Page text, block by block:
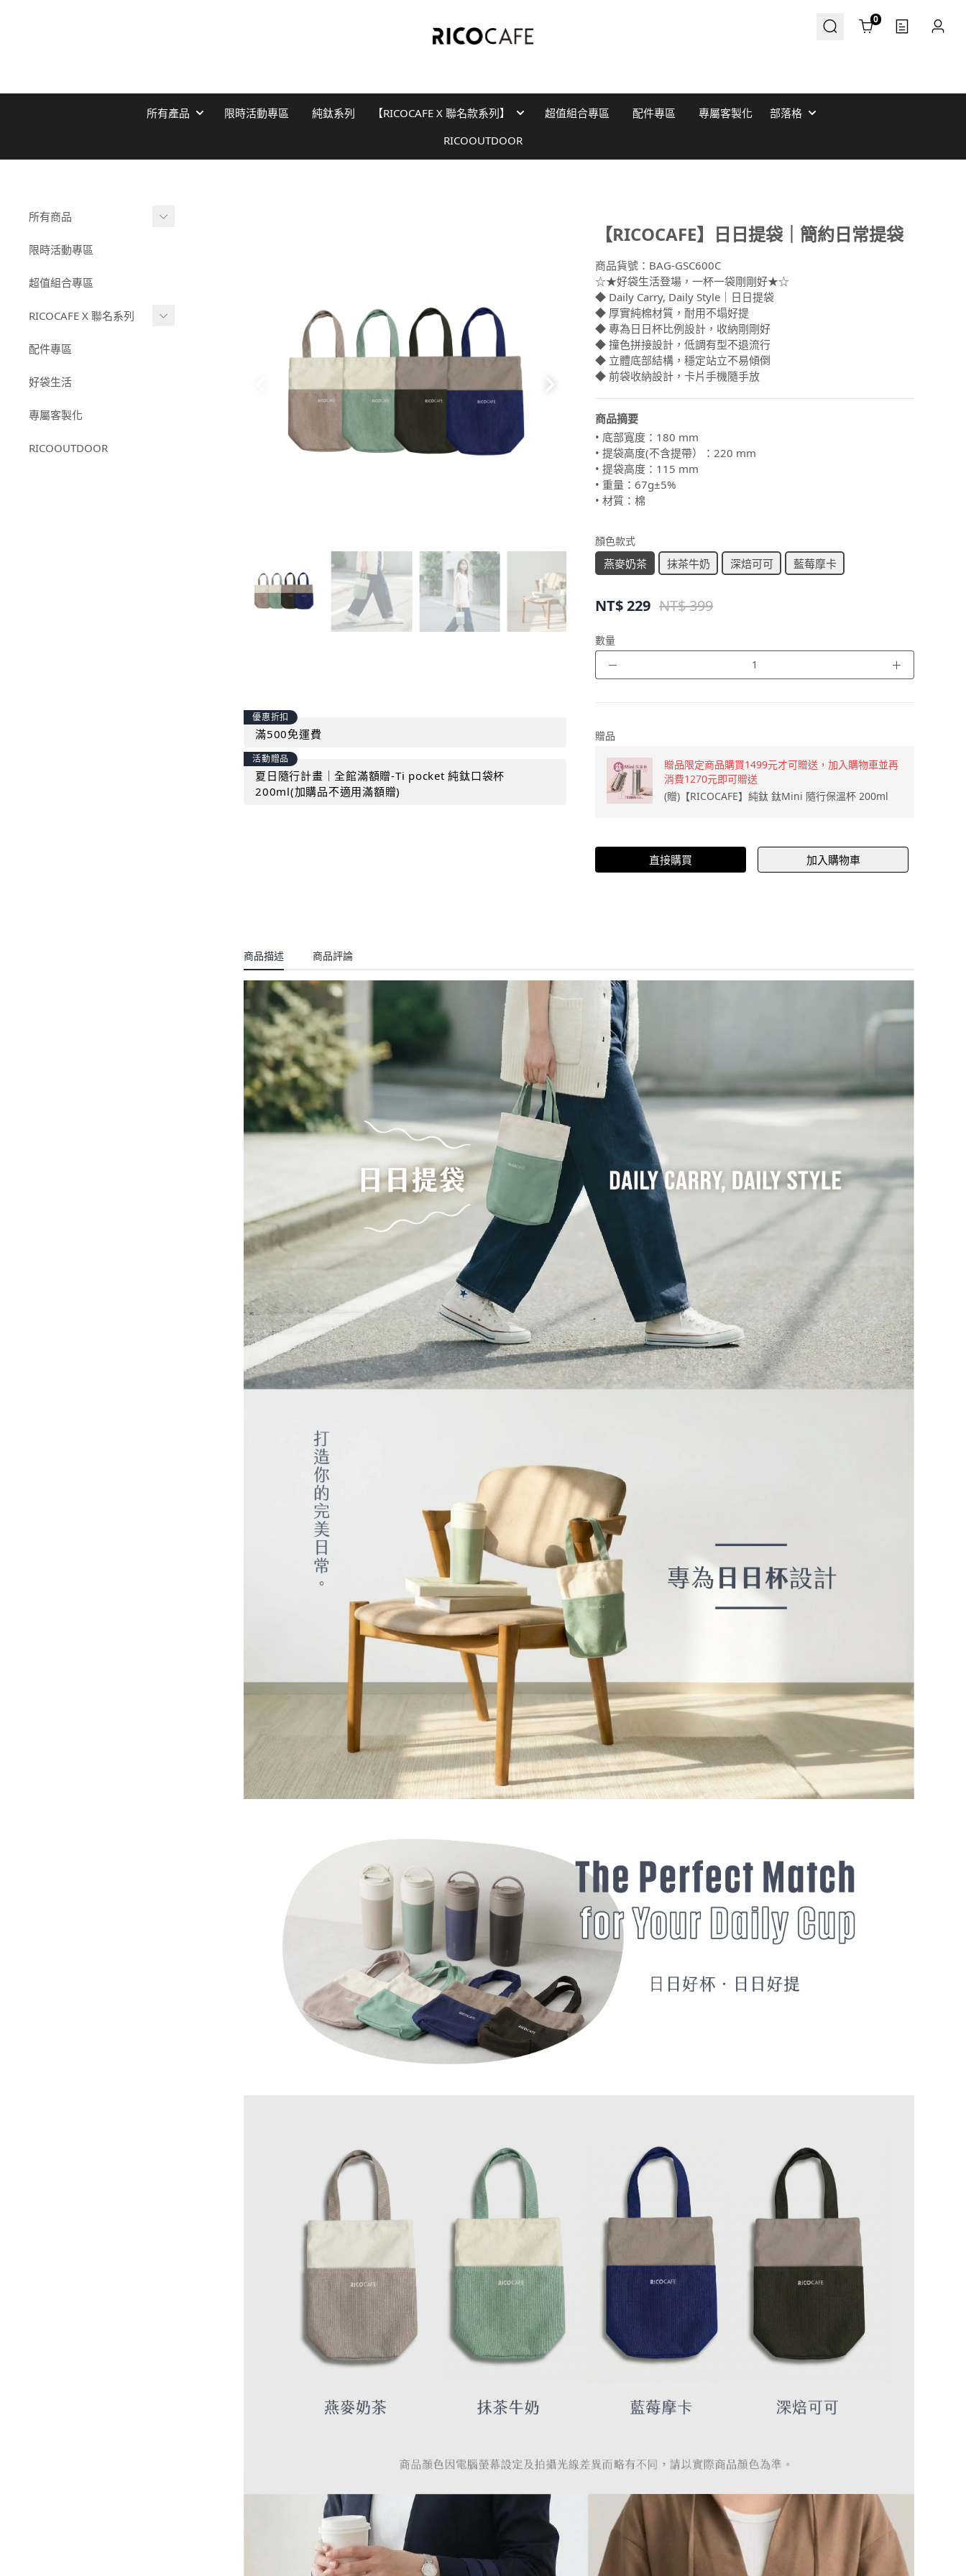
Cart0
所有產品 限時活動專區 純鈦系列 【RICOCAFE X 聯名款系列】 超值組合專區 配件專區 專屬客製化
部落格
RICOOUTDOOR
所有商品
純鈦保溫杯
陶瓷塗層保溫杯
316不鏽鋼系列
小杯款系列
限時活動專區
超值組合專區
RICOCAFE X 聯名系列
RICOCAFEＸ我是馬克｜聯
- RICOCAFEＸ我是馬
名款
配件專區
好袋生活
專屬客製化
RICOOUTDOOR
優惠折扣
滿500免運費
活動贈品
夏日隨行計畫｜全館滿額贈-Ti pocket 純鈦口袋杯
200ml(加購品不適用滿額贈)
【RICOCAFE】日日提袋｜簡約⽇常提袋
商品貨號： BAG-GSC600C
☆★好袋生活登場，一杯一袋剛剛好★☆
◆ Daily Carry, Daily Style｜日日提袋
◆ 厚實純棉材質，耐用不塌好提
◆ 專為日日杯比例設計，收納剛剛好
◆ 撞色拼接設計，低調有型不退流行
◆ 立體底部結構，穩定站立不易傾倒
◆ 前袋收納設計，卡片手機隨手放
商品摘要
• 底部寬度：180 mm
• 提袋高度(不含提帶）：220 mm
• 提袋高度：115 mm
• 重量：67g±5%
• 材質：棉
顏色款式
燕麥奶茶 抹茶牛奶 深焙可可 藍莓摩卡
NT$229 NT$ 399
數量
－ ＋
贈品
贈品限定商品購買1499元才可贈送，加入購物車並再
消費1270元即可贈送
(贈)【RICOCAFE】純鈦 鈦Mini 隨行保溫杯 200ml
直接購買 加入購物車
商品描述 商品評論